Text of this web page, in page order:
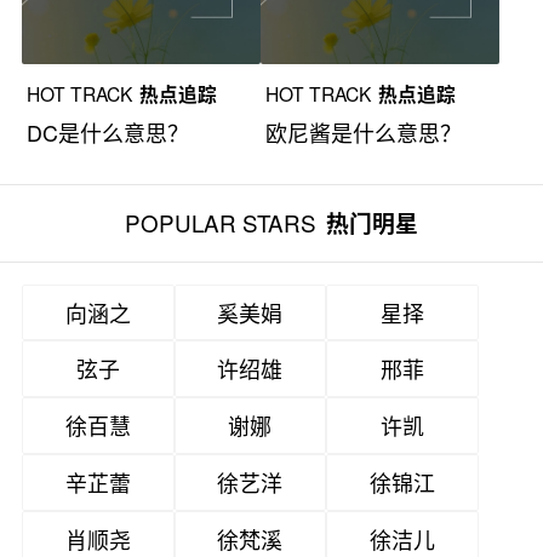
HOT TRACK 热点追踪
DC是什么意思？
HOT TRACK 热点追踪
欧尼酱是什么意思？
POPULAR STARS 热门明星
向涵之 奚美娟
星择
弦子
许绍雄
邢菲
徐百慧
谢娜
许凯
辛芷蕾
徐艺洋
徐锦江
肖顺尧
徐梵溪
徐洁儿